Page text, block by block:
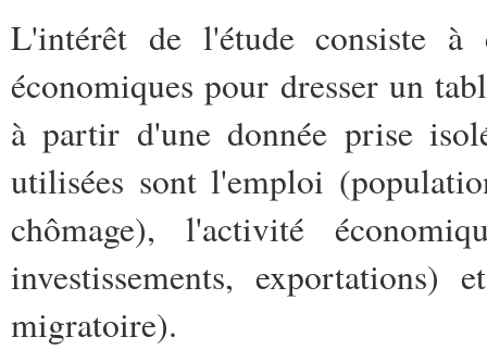
L'intérêt de l'étude consiste à
économiques pour dresser un
à partir d'une donnée prise
utilisées sont l'emploi
chômage), l'activité
investissements, exportations)
migratoire).